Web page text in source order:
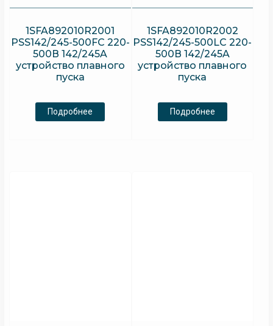
1SFA892010R2001
PSS142/245-500FC 220-
500В 142/245A
устройство плавного
пуска
Подробнее
1SFA892010R2002
PSS142/245-500LC 220-
500В 142/245A
устройство плавного
пуска
Подробнее